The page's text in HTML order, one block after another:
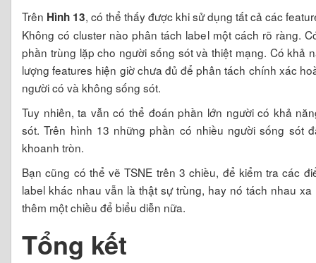
Trên Hình 13, có thể thấy được khi sử dụng tất cả các
Không có cluster nào phân tách label một cách rõ ràng.
phần trùng lặp cho người sống sót và thiệt mạng. Có khả
lượng features hiện giờ chưa đủ để phân tách chính xác
người có và không sống sót.
Tuy nhiên, ta vẫn có thể đoán phần lớn người có khả
sót. Trên hình 13 những phần có nhiều người sống sót
khoanh tròn.
Bạn cũng có thể vẽ TSNE trên 3 chiều, để kiểm tra các
label khác nhau vẫn là thật sự trùng, hay nó tách nhau xa
thêm một chiều để biểu diễn nữa.
Tổng kết